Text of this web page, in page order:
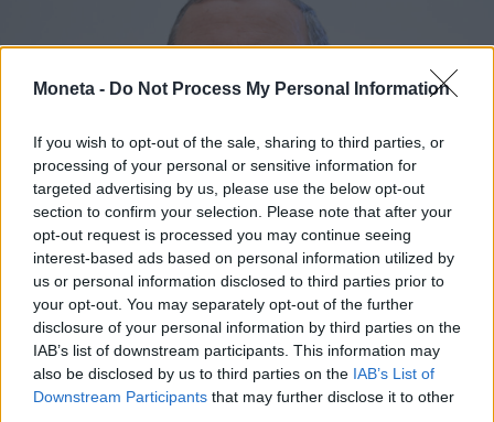
Moneta - Do Not Process My Personal Information
If you wish to opt-out of the sale, sharing to third parties, or
processing of your personal or sensitive information for
targeted advertising by us, please use the below opt-out
section to confirm your selection. Please note that after your
opt-out request is processed you may continue seeing
interest-based ads based on personal information utilized by
us or personal information disclosed to third parties prior to
your opt-out. You may separately opt-out of the further
disclosure of your personal information by third parties on the
IAB’s list of downstream participants. This information may
also be disclosed by us to third parties on the IAB’s List of
Downstream Participants that may further disclose it to other
IMPRESA E MANAGEMENT
Banco Bpm: utile a 1,06 miliardi nel 1°
semestre, alzata la guidance 2026
Titta Ferraro